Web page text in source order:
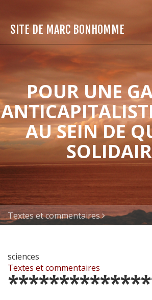
SITE DE MARC BONHOMME
POUR UNE
AU SEIN DE
Textes et commentaires
sciences
Textes et commentaires